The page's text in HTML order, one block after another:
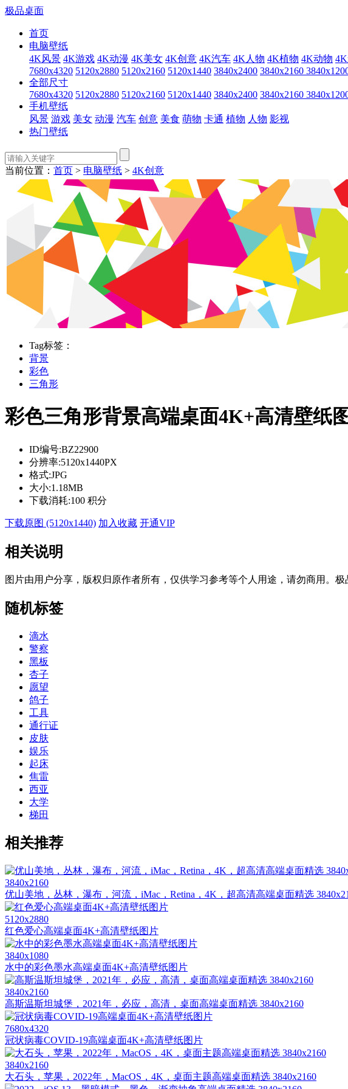
极品桌面
首页
电脑壁纸
4K风景 4K游戏 4K动漫 4K美女 4K创意 4K汽车 4K人物 4K植物 4K动物
7680x4320 5120x2880 5120x2160 5120x1440 3840x2400 3840x2160
全部尺寸
7680x4320 5120x2880 5120x2160 5120x1440 3840x2400 3840x2160
手机壁纸
风景 游戏 美女 动漫 汽车 创意 美食 萌物 卡通 植物 人物 影视
热门壁纸
当前位置： 首页 > 电脑壁纸 > 4K创意
Tag标签：
背景
彩色
三角形
彩色三角形背景高端桌面4K+高清壁纸
ID编号:BZ22900
分辨率:5120x1440PX
格式:JPG
大小:1.18MB
下载消耗:100 积分
下载原图 (5120x1440) 加入收藏 开通VIP
相关说明
图片由用户分享，版权归原作者所有，仅供学习参考等个人用途，请勿商用。
随机标签
滴水
警察
黑板
杏子
愿望
鸽子
工具
通行证
皮肤
娱乐
起床
焦雷
西亚
大学
梯田
相关推荐
3840x2160
优山美地，丛林，瀑布，河流，iMac，Retina，4K，超高清高端桌面精选
5120x2880
红色爱心高端桌面4K+高清壁纸图片
3840x1080
水中的彩色墨水高端桌面4K+高清壁纸图片
3840x2160
高斯温斯坦城堡，2021年，必应，高清，桌面高端桌面精选 3840x2160
7680x4320
冠状病毒COVID-19高端桌面4K+高清壁纸图片
3840x2160
大石头，苹果，2022年，MacOS，4K，桌面主题高端桌面精选 3840x2160